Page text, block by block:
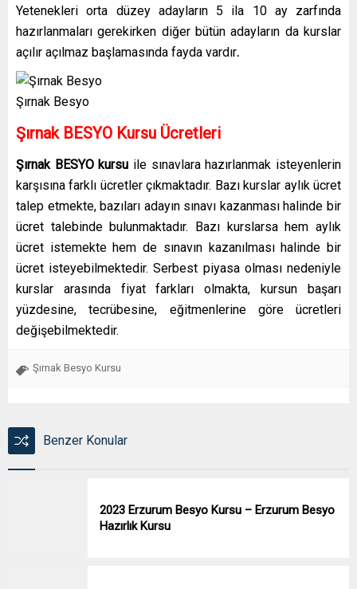
Yetenekleri orta düzey adayların 5 ila 10 ay zarfında
hazırlanmaları gerekirken diğer bütün adayların da kurslar
açılır açılmaz başlamasında fayda vardır.
Şırnak Besyo
Şırnak BESYO Kursu Ücretleri
Şırnak BESYO kursu ile sınavlara hazırlanmak isteyenlerin
karşısına farklı ücretler çıkmaktadır. Bazı kurslar aylık ücret
talep etmekte, bazıları adayın sınavı kazanması halinde bir
ücret talebinde bulunmaktadır. Bazı kurslarsa hem aylık
ücret istemekte hem de sınavın kazanılması halinde bir
ücret isteyebilmektedir. Serbest piyasa olması nedeniyle
kurslar arasında fiyat farkları olmakta, kursun başarı
yüzdesine, tecrübesine, eğitmenlerine göre ücretleri
değişebilmektedir.
Şırnak Besyo Kursu
Benzer Konular
2023 Erzurum Besyo Kursu – Erzurum Besyo
Hazırlık Kursu